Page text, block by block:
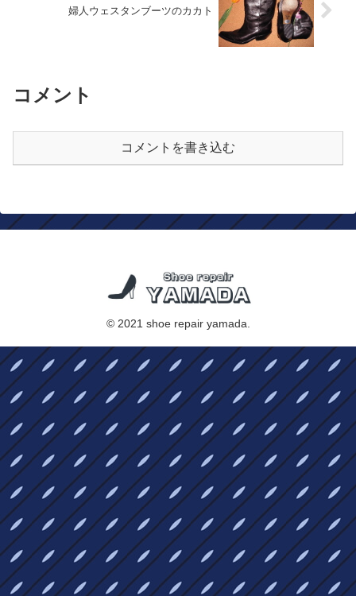
婦人ウェスタンブーツのカカト
コメント
コメントを書き込む
© 2021 shoe repair yamada.